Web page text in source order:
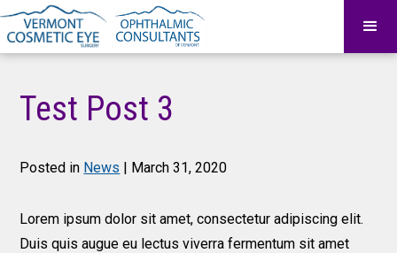
Test Post 3
Posted in News | March 31, 2020
Lorem ipsum dolor sit amet, consectetur adipiscing elit.
Duis quis augue eu lectus viverra fermentum sit amet